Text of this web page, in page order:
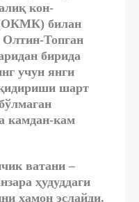
кон-
(ОКМК) билан
Олтин-Топган
бирида
учун янги
шарт
камдан-кам
ватани –
ҳудуддаги
ҳамон эслайди.